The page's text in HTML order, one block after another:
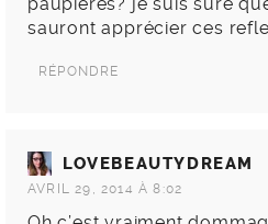
sauront apprécier ces
RÉPONDRE
LOVEBEAUTYDREAM
AVRIL 29, 2014 À 8:02